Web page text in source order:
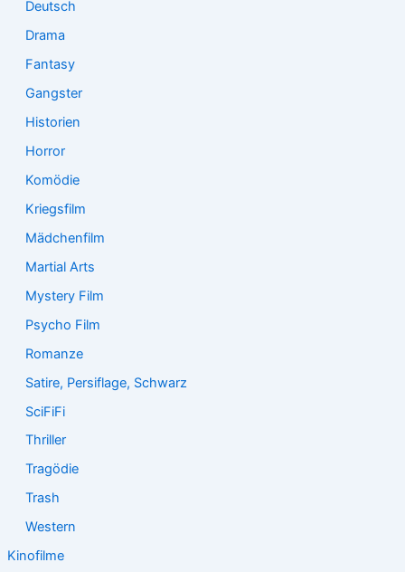
Deutsch
Drama
Fantasy
Gangster
Historien
Horror
Komödie
Kriegsfilm
Mädchenfilm
Martial Arts
Mystery Film
Psycho Film
Romanze
Satire, Persiflage, Schwarz
SciFiFi
Thriller
Tragödie
Trash
Western
Kinofilme